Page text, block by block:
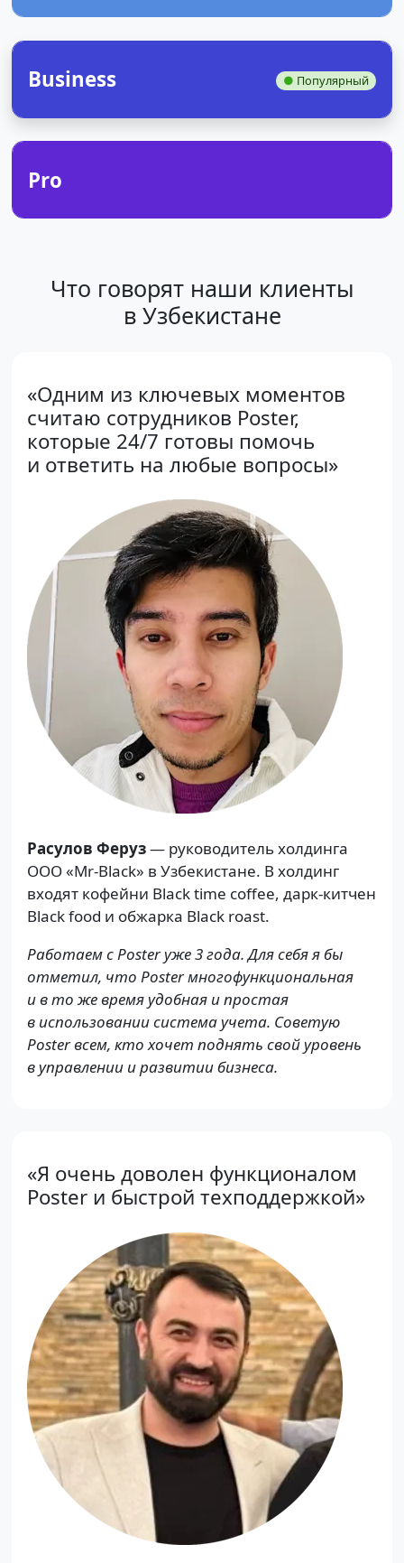
Business ● Популярный
Pro
Что говорят наши клиенты
в Узбекистане
«Одним из ключевых моментов
считаю сотрудников Poster,
которые 24/7 готовы помочь
и ответить на любые вопросы»
Расулов Феруз— руководитель холдинга
OOO «Mr-Black» в Узбекистане. В холдинг
входят кофейни Black time coffee, дарк-китчен
Black food и обжарка Black roast.
Работаем с Poster уже 3 года. Для себя я бы
отметил, что Poster многофункциональная
и в то же время удобная и простая
в использовании система учета. Советую
Poster всем, кто хочет поднять свой уровень
в управлении и развитии бизнеса.
«Я очень доволен функционалом
Poster и быстрой техподдержкой»